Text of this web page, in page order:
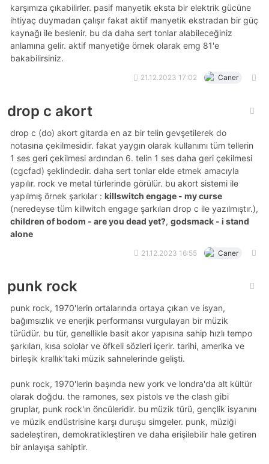
karşımıza çıkabilirler. pasif manyetik eksta bir elektrik gücüne
ihtiyaç duymadan çalışır fakat aktif manyetik ekstradan bir güç
kaynağı ile beslenir. bu da daha sert tonlar alabileceğiniz
anlamına gelir. aktif manyetiğe örnek olarak emg 81'e
bakabilirsiniz.
21.12.2023 17:02 Caner
drop c akort
drop c (do) akort gitarda en az bir telin gevşetilerek do
notasına çekilmesidir. fakat yaygın olarak kullanımı tüm tellerin
1 ses geri çekilmesi ardından 6. telin 1 ses daha geri çekilmesi
(cgcfad) şeklindedir. daha sert tonlar elde etmek amacıyla
yapılır. rock ve metal türlerinde görülür. bu akort sistemi ile
yapılmış örnek şarkılar : killswitch engage - my curse
(neredeyse tüm killwitch engage şarkıları drop c ile yazılmıştır.),
children of bodom - are you dead yet?, godsmack - i stand
alone
21.12.2023 16:55 Caner
punk rock
punk rock, 1970'lerin ortalarında ortaya çıkan ve isyan,
bağımsızlık ve enerjik performansı vurgulayan bir müzik
türüdür. bu tür, genellikle basit akor yapısına sahip hızlı tempo
şarkıları, kısa sololar ve öfkeli sözleri içerir. tarihi, amerika ve
birleşik krallık'taki müzik sahnelerinde gelişti.
punk rock, 1970'lerin başında new york ve londra'da alt kültür
olarak doğdu. the ramones, sex pistols ve the clash gibi
gruplar, punk rock'ın öncüleridir. bu müzik türü, gençlik isyanını
ve müzik endüstrisine karşı duruşu simgeler. punk, müziği
sadeleştiren, demokratikleştiren ve daha erişilebilir hale getiren
bir anlayışa sahiptir.